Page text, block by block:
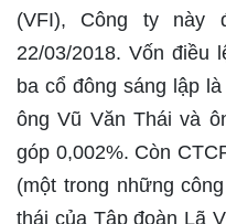
(VFI), Công ty này
22/03/2018. Vốn điều
ba cổ đông sáng lập
ông Vũ Văn Thái và
góp 0,002%. Còn
(một trong những
thái của Tập đoàn Lã